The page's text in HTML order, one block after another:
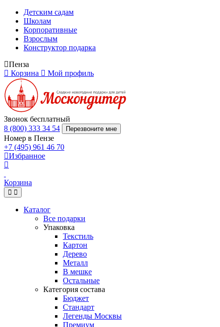
Детским садам
Школам
Корпоративные
Взрослым
Конструктор подарка
Пенза
Корзина
Мой профиль
Звонок бесплатный
8 (800) 333 34 54
Перезвоните мне
Номер в Пензе
+7 (495) 961 46 70
Избранное
Корзина
Каталог
Все подарки
Упаковка
Текстиль
Картон
Дерево
Металл
В мешке
Остальные
Категория состава
Бюджет
Стандарт
Легенды Москвы
Премиум